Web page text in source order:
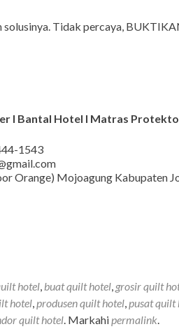
solusinya. Tidak percaya,
I Bantal Hotel I Matras
1543
Orange) Mojoagung Kabupaten
hotel, buat quilt hotel, grosir quilt
hotel,produsen quilt hotel,pusat quilt
quilt hotel. Markahipermalink.